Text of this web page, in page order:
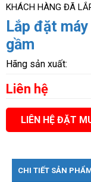
KHÁCH HÀNG ĐÃ
Lắp đặt
gầm
Hãng sản xuất:
Liên hệ
LIÊN HỆ ĐẶT
CHI TIẾT SẢN